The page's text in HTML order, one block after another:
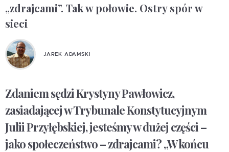
„zdrajcami”. Tak w połowie. Ostry spór w
sieci
JAREK ADAMSKI
Zdaniem sędzi Krystyny Pawłowicz,
zasiadającej w Trybunale Konstytucyjnym
Julii Przyłębskiej, jesteśmy w dużej części –
jako społeczeństwo – zdrajcami? „W końcu